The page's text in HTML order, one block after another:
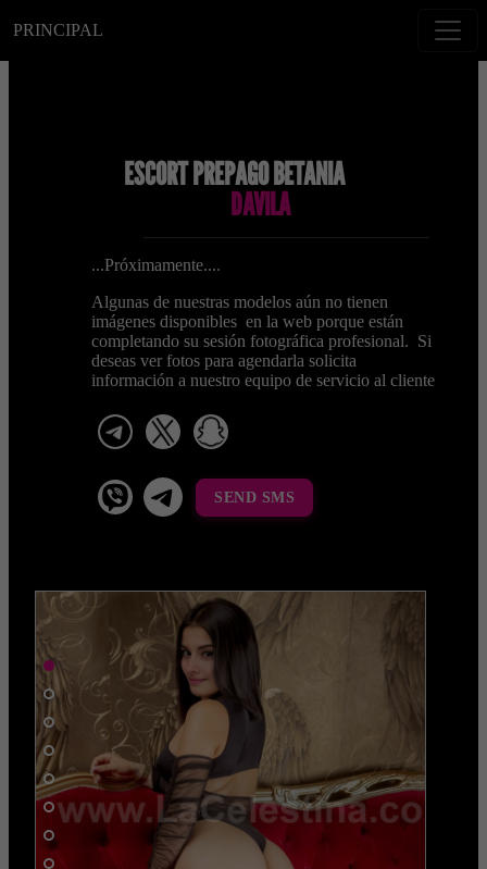
PRINCIPAL
ESCORT PREPAGO BETANIA
DAVILA
...Próximamente....
Algunas de nuestras modelos aún no tienen
imágenes disponibles en la web porque están
completando su sesión fotográfica profesional. Si
deseas ver fotos para agendarla solicita
información a nuestro equipo de servicio al cliente
telegram
viber Telegram La Celestina
SEND SMS